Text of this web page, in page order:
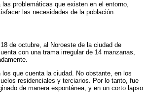
problemáticas que existen en el entorno,
las necesidades de la población.
de octubre, al Noroeste de la ciudad de
con una trama irregular de 14 manzanas,
que cuenta la ciudad. No obstante, en los
residenciales y terciarios. Por lo tanto, fue
de manera espontánea, y en un corto lapso